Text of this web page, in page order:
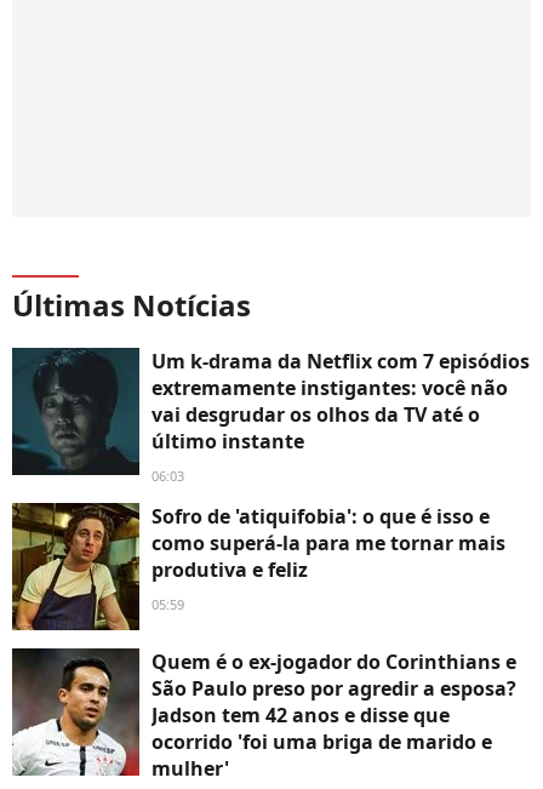
Últimas Notícias
Um k-drama da Netflix com 7 episódios
extremamente instigantes: você não
vai desgrudar os olhos da TV até o
último instante
06:03
Sofro de 'atiquifobia': o que é isso e
como superá-la para me tornar mais
produtiva e feliz
05:59
Quem é o ex-jogador do Corinthians e
São Paulo preso por agredir a esposa?
Jadson tem 42 anos e disse que
ocorrido 'foi uma briga de marido e
mulher'